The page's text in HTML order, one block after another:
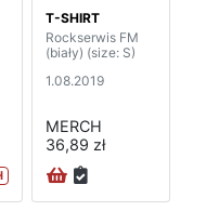
T-SHIRT
Rockserwis FM
(biały) (size: S)
1.08.2019
MERCH
36,89 zł